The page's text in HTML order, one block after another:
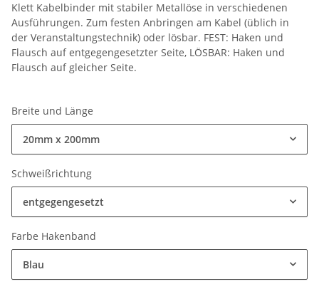
Klett Kabelbinder mit stabiler Metallöse in verschiedenen
Ausführungen. Zum festen Anbringen am Kabel (üblich in
der Veranstaltungstechnik) oder lösbar. FEST: Haken und
Flausch auf entgegengesetzter Seite, LÖSBAR: Haken und
Flausch auf gleicher Seite.
Breite und Länge
20mm x 200mm
Schweißrichtung
entgegengesetzt
Farbe Hakenband
Blau